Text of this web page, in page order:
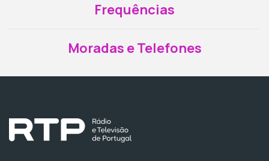
Frequências
Moradas e Telefones